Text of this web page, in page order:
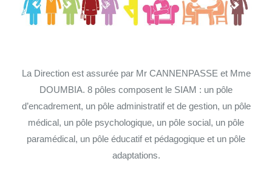
La Direction est assurée par Mr CANNENPASSE et Mme
DOUMBIA. 8 pôles composent le SIAM : un pôle
d’encadrement, un pôle administratif et de gestion, un pôle
médical, un pôle psychologique, un pôle social, un pôle
paramédical, un pôle éducatif et pédagogique et un pôle
adaptations.